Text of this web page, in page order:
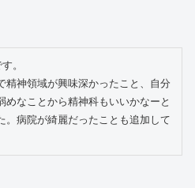
。
精神領域が興味深かったこと、自分
めなことから精神科もいいかなーと
。病院が綺麗だったことも追加して